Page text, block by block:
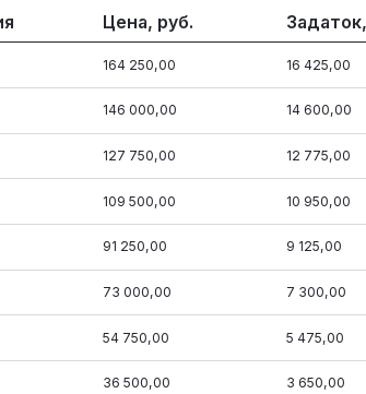
Цена, руб.
164 250,00 16 425,00
146 000,00 14 600,00
127 750,00 12 775,00
109 500,00 10 950,00
91 250,00 9 125,00
73 000,00 7 300,00
54 750,00 5 475,00
36 500,00 3 650,00